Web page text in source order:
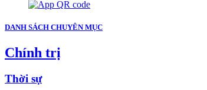
DANH SÁCH CHUYÊN MỤC
Chính trị
Thời sự